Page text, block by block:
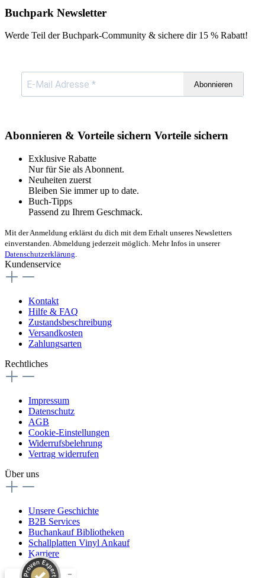
Buchpark Newsletter
Werde Teil der Buchpark-Community & sichere dir 15 % Rabatt!
Abonnieren
Abonnieren & Vorteile sichern Vorteile sichern
Exklusive Rabatte
Nur für Sie als Abonnent.
Neuheiten zuerst
Bleiben Sie immer up to date.
Buch-Tipps
Passend zu Ihrem Geschmack.
Mit der Anmeldung erklärst du dich mit dem Erhalt unseres Newsletters
einverstanden. Abmeldung jederzeit möglich. Mehr Infos in unserer
Datenschutzerklärung
Kundenservice
Kontakt
Hilfe & FAQ
Zustandsbeschreibung
Versandkosten
Zahlungsarten
Rechtliches
Impressum
Datenschutz
AGB
Cookie-Einstellungen
Widerrufsbelehrung
Vertrag widerrufen
Über uns
Unsere Geschichte
B2B Services
Buchankauf Bibliotheken
Schallplatten Vinyl Ankauf
Karriere